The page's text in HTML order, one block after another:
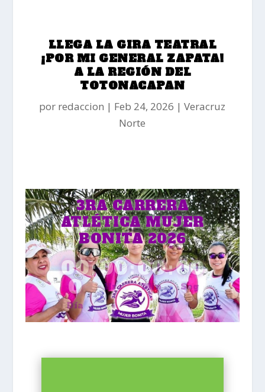
LLEGA LA GIRA TEATRAL
¡POR MI GENERAL ZAPATA!
A LA REGIÓN DEL
TOTONACAPAN
por redaccion Feb 24, 2026
Veracruz
Norte
3RA CARRERA
ATLÉTICA MUJER
BONITA 2026
00
0
Día
:00
Hrs
:00
Min
:00
Seg